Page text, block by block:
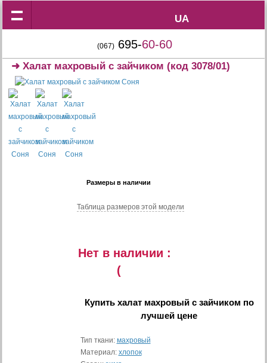
UA
UA
(067) 695-60-60
➜Халат махровый с зайчиком (код 3078/01)
Размеры в наличии
Таблица размеров этой модели
Нет в наличии :
(
Купить халат махровый с зайчиком по
лучшей цене
Тип ткани: махровый
Материал: хлопок